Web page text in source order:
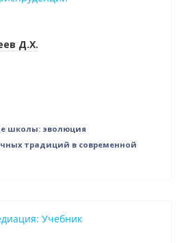
Д.Х.
школы: эволюция
традиций в современной